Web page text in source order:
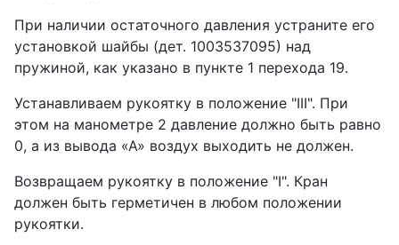
При наличии остаточного давления устраните его
установкой шайбы (дет. 1003537095) над
пружиной, как указано в пункте 1 перехода 19.
Устанавливаем рукоятку в положение "III". При
этом на манометре 2 давление должно быть равно
0, а из вывода «А» воздух выходить не должен.
Возвращаем рукоятку в положение "I". Кран
должен быть герметичен в любом положении
рукоятки.